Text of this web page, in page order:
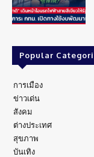
Popular
การเมือง
ข่าวเด่น
สังคม
ต่างประเทศ
สุขภาพ
บันเทิง